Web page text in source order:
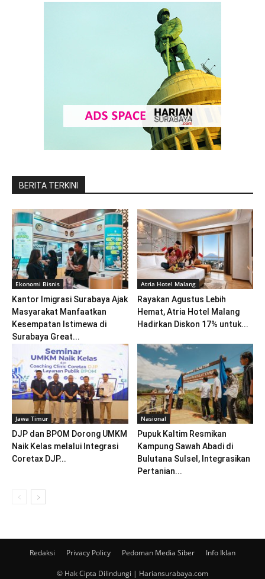
BERITA TERKINI
Ekonomi Bisnis
Kantor Imigrasi Surabaya Ajak
Masyarakat Manfaatkan
Kesempatan Istimewa di
Surabaya Great...
Atria Hotel Malang
Rayakan Agustus Lebih
Hemat, Atria Hotel Malang
Hadirkan Diskon 17% untuk...
Jawa Timur
DJP dan BPOM Dorong UMKM
Naik Kelas melalui Integrasi
Coretax DJP...
Nasional
Pupuk Kaltim Resmikan
Kampung Sawah Abadi di
Bulutana Sulsel, Integrasikan
Pertanian...
Redaksi Privacy Policy Pedoman Media Siber Info Iklan
© Hak Cipta Dilindungi | Hariansurabaya.com